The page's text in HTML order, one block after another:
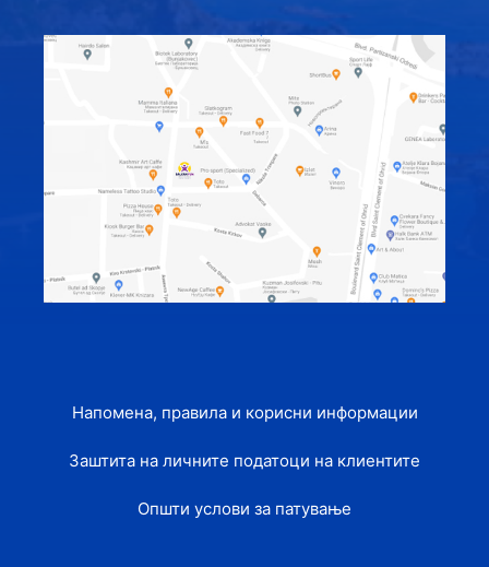
Напомена, правила и корисни информации
Заштита на личните податоци на клиентите
Општи услови за патување